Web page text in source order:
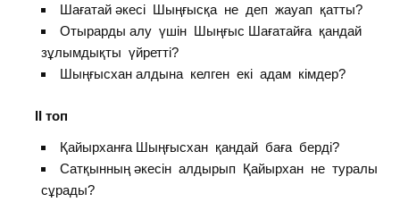
Шағатай әкесі Шыңғысқа не деп жауап қатты?
Отырарды алу үшін Шыңғыс Шағатайға қандай
зұлымдықты үйретті?
Шыңғысхан алдына келген екі адам кімдер?
ІІ топ
Қайырханға Шыңғысхан қандай баға берді?
Сатқынның әкесін алдырып Қайырхан не туралы
сұрады?